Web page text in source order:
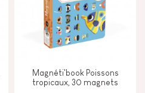
Magnéti'book Poissons
tropicaux, 30 magnets